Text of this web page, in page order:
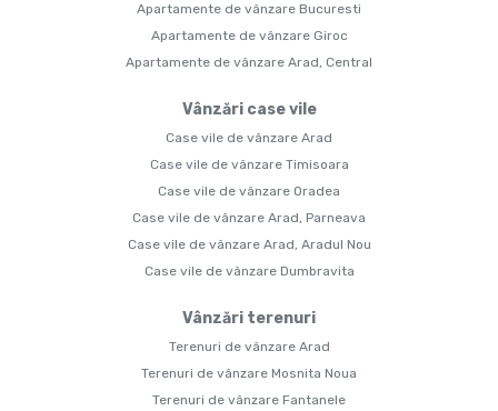
Apartamente de vânzare Bucuresti
Apartamente de vânzare Giroc
Apartamente de vânzare Arad, Central
Vânzări case vile
Case vile de vânzare Arad
Case vile de vânzare Timisoara
Case vile de vânzare Oradea
Case vile de vânzare Arad, Parneava
Case vile de vânzare Arad, Aradul Nou
Case vile de vânzare Dumbravita
Vânzări terenuri
Terenuri de vânzare Arad
Terenuri de vânzare Mosnita Noua
Terenuri de vânzare Fantanele